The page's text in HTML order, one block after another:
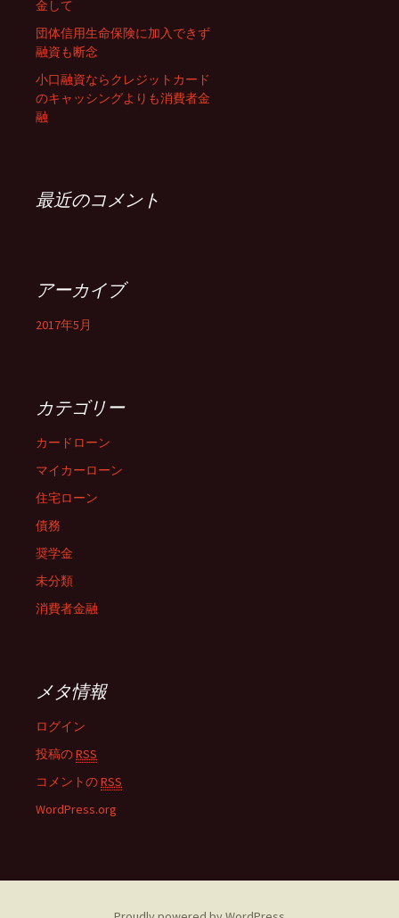
シ
ョ
ン
金して
団体信用生命保険に加入できず
融資も断念
小口融資ならクレジットカード
のキャッシングよりも消費者金
融
最近のコメント
アーカイブ
2017年5月
カテゴリー
カードローン
マイカーローン
住宅ローン
債務
奨学金
未分類
消費者金融
メタ情報
ログイン
投稿のRSS
コメントのRSS
WordPress.org